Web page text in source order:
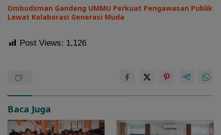
Ombudsman Gandeng UMMU Perkuat Pengawasan Publik
Lewat Kolaborasi Generasi Muda
Post Views: 1,126
Baca Juga